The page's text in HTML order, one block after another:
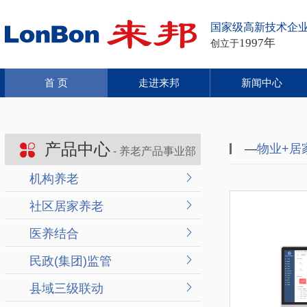
国家级高新技术企
创立于1997年
首 页 走进来邦 新闻中心
产品中心 - 养老产品事业部
机构养老
社区居家养老
医养结合
民政(集团)监管
县域三级联动
—物业+居